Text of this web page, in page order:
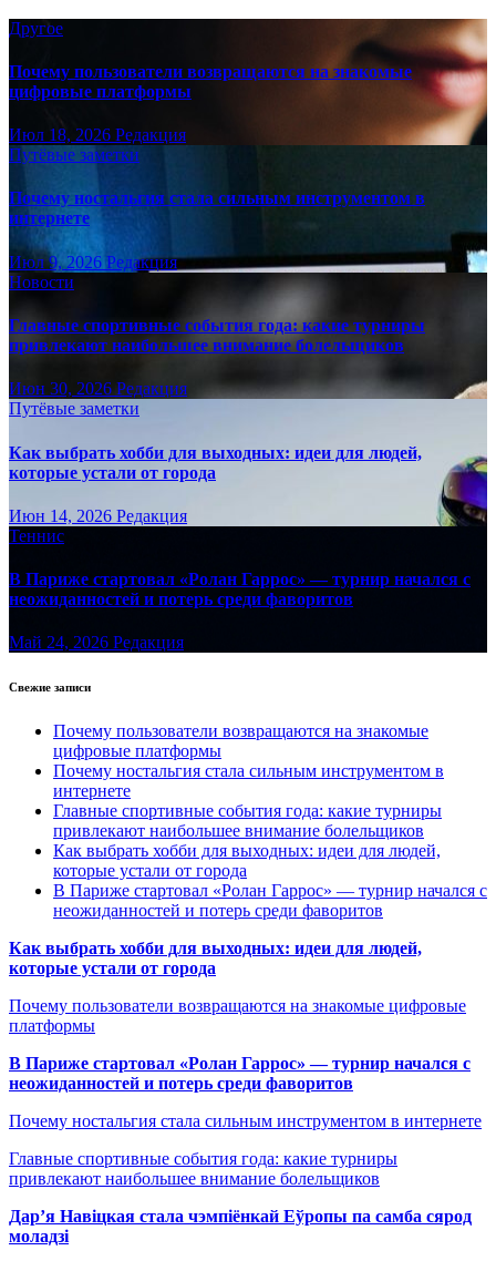
Другое
Почему пользователи возвращаются на знакомые
цифровые платформы
Июл 18, 2026 Редакция
Путёвые заметки
Почему ностальгия стала сильным инструментом в
интернете
Июл 9, 2026 Редакция
Новости
Главные спортивные события года: какие турниры
привлекают наибольшее внимание болельщиков
Июн 30, 2026 Редакция
Путёвые заметки
Как выбрать хобби для выходных: идеи для людей,
которые устали от города
Июн 14, 2026 Редакция
Теннис
В Париже стартовал «Ролан Гаррос» — турнир начался с
неожиданностей и потерь среди фаворитов
Май 24, 2026 Редакция
Свежие записи
Почему пользователи возвращаются на знакомые
цифровые платформы
Почему ностальгия стала сильным инструментом в
интернете
Главные спортивные события года: какие турниры
привлекают наибольшее внимание болельщиков
Как выбрать хобби для выходных: идеи для людей,
которые устали от города
В Париже стартовал «Ролан Гаррос» — турнир начался с
неожиданностей и потерь среди фаворитов
Как выбрать хобби для выходных: идеи для людей,
которые устали от города
Почему пользователи возвращаются на знакомые цифровые
платформы
В Париже стартовал «Ролан Гаррос» — турнир начался с
неожиданностей и потерь среди фаворитов
Почему ностальгия стала сильным инструментом в интернете
Главные спортивные события года: какие турниры
привлекают наибольшее внимание болельщиков
Дар’я Навіцкая стала чэмпіёнкай Еўропы па самба сярод
моладзі